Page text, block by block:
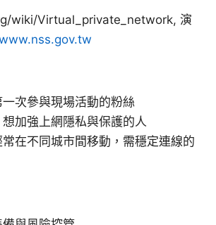
wiki/Virtual_private_network, 演
次參與現場活動的粉絲
加強上網隱私與保護的人
在不同城市間移動，需穩定連線的